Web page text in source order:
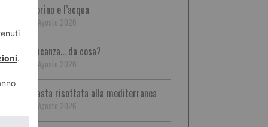
Torino e l’acqua
8 Agosto 2026
Vacanza… da cosa?
8 Agosto 2026
Pasta risottata alla mediterranea
8 Agosto 2026